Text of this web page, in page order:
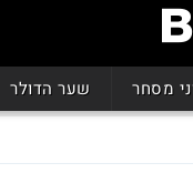
מסחר שער הדולר